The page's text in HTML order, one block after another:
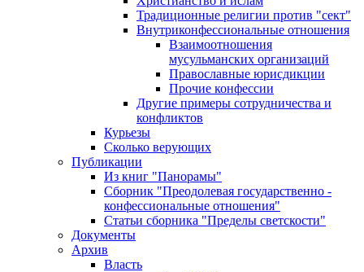
Традиционные религии против "сект"
Внутриконфессиональные отношения
Взаимоотношения
мусульманских организаций
Православные юрисдикции
Прочие конфессии
Другие примеры сотрудничества и
конфликтов
Курьезы
Сколько верующих
Публикации
Из книг "Панорамы"
Сборник "Преодолевая государственно -
конфессиональные отношения"
Статьи сборника "Пределы светскости"
Документы
Архив
Власть